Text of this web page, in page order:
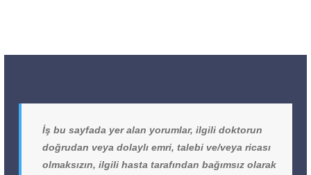
İş bu sayfada yer alan yorumlar, ilgili doktorun
doğrudan veya dolaylı emri, talebi ve/veya ricası
olmaksızın, ilgili hasta tarafından bağımsız olarak